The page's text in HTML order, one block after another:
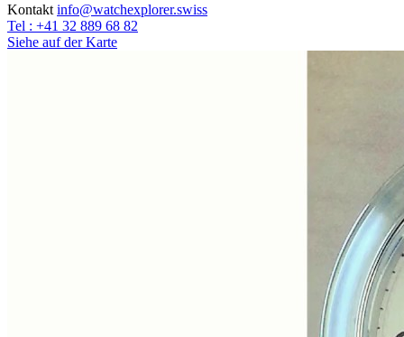
Kontakt info@watchexplorer.swiss
Tel : +41 32 889 68 82
Siehe auf der Karte